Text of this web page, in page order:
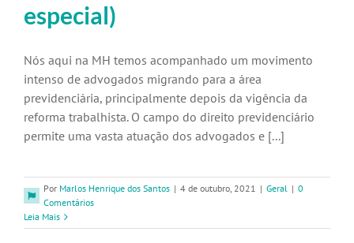
especial)
Nós aqui na MH temos acompanhado um movimento
intenso de advogados migrando para a área
previdenciária, principalmente depois da vigência da
reforma trabalhista. O campo do direito previdenciário
permite uma vasta atuação dos advogados e [...]
Por Marlos Henrique dos Santos | 4 de outubro, 2021 | Geral | 0
Comentários
Leia Mais